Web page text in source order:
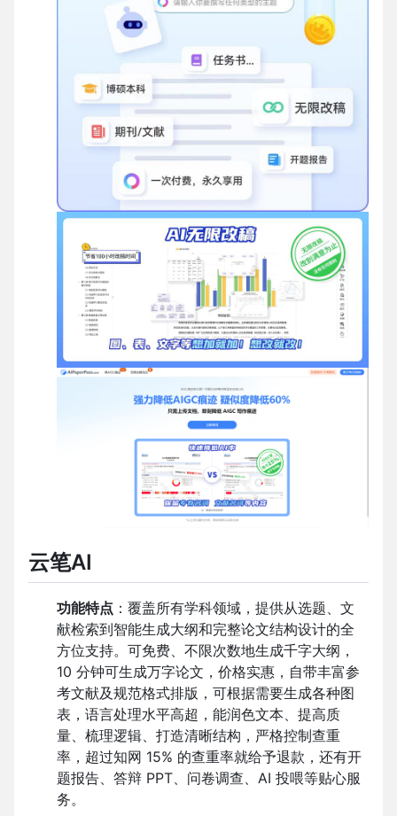
云笔AI
功能特点 ：覆盖所有学科领域，提供从选题、文
献检索到智能生成大纲和完整论文结构设计的全
方位支持。可免费、不限次数地生成千字大纲，
10 分钟可生成万字论文，价格实惠，自带丰富参
考文献及规范格式排版，可根据需要生成各种图
表，语言处理水平高超，能润色文本、提高质
量、梳理逻辑、打造清晰结构，严格控制查重
率，超过知网 15% 的查重率就给予退款，还有开
题报告、答辩 PPT、问卷调查、 AI 投喂等贴心服
务。